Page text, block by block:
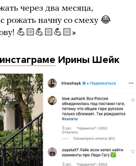
через два месяца,
рожать начну со смеху 😂
💪🏻💪🏻💪🏻»
инстаграме Ирины Шейк